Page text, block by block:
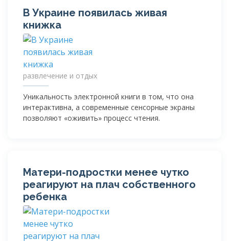
В Украине появилась живая
книжка
развлечение и отдых
Уникальность электронной книги в том, что она
интерактивна, а современные сенсорные экраны
позволяют «оживить» процесс чтения.
Матери-подростки менее чутко
реагируют на плач собственного
ребенка